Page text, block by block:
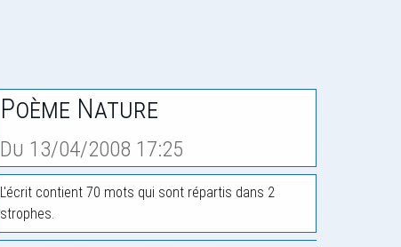
Poème Nature
Du 13/04/2008 17:25
L'écrit contient 70 mots qui sont répartis dans 2
strophes.